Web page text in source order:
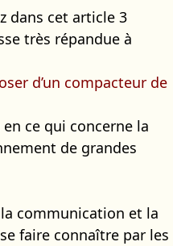
dans cet article 3
très répandue à
d’un compacteur de
ce qui concerne la
de grandes
communication et la
faire connaître par les